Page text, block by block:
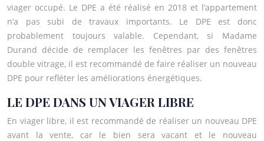
viager occupé. Le DPE a été réalisé en 2018 et l’appartement
n’a pas subi de travaux importants. Le DPE est donc
probablement toujours valable. Cependant, si Madame
Durand décide de remplacer les fenêtres par des fenêtres
double vitrage, il est recommandé de faire réaliser un nouveau
DPE pour refléter les améliorations énergétiques.
LE DPE DANS UN VIAGER LIBRE
En viager libre, il est recommandé de réaliser un nouveau DPE
avant la vente, car le bien sera vacant et le nouveau